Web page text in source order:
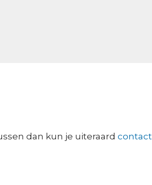
dan kun je uiteraard contact